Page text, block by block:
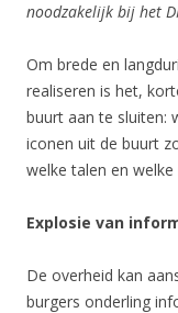
noodzakelijk bij het
Om brede en
realiseren is het,
buurt aan te sluiten:
iconen uit de buurt
welke talen en
Explosie van
De overheid kan
burgers onderling